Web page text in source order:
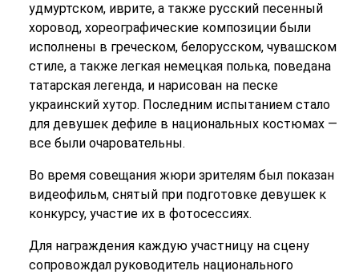
удмуртском, иврите, а также русский песенный
хоровод, хореографические композиции были
исполнены в греческом, белорусском, чувашском
стиле, а также легкая немецкая полька, поведана
татарская легенда, и нарисован на песке
украинский хутор. Последним испытанием стало
для девушек дефиле в национальных костюмах —
все были очаровательны.
Во время совещания жюри зрителям был показан
видеофильм, снятый при подготовке девушек к
конкурсу, участие их в фотосессиях.
Для награждения каждую участницу на сцену
сопровождал руководитель национального